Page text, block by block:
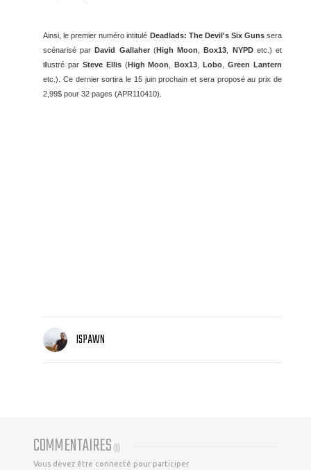
Ainsi, le premier numéro intitulé Deadlads: The Devil's Six Gunssera
scénarisé parDavid Gallaher(High Moon Box13 NYPD etc.) et
illustré par Steve Ellis (High Moon ,Box13 Lobo ,Green Lantern
etc.). Ce dernier sortira le 15 juin prochain et sera proposé au prix de
2,99$ pour 32 pages (APR110410).
ISPAWN
COMMENTAIRES (1)
Vous devez être connecté pour participer